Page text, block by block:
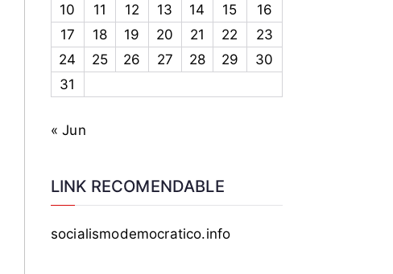
10
11 12 13 14 15
16
17
18 19 20 21 22
23
24
25 26 27 28 29
30
31
« Jun
LINK RECOMENDABLE
socialismodemocratico.info